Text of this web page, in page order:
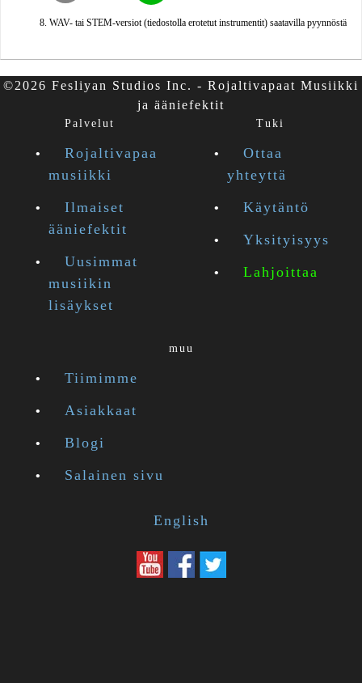
WAV- tai STEM-versiot (tiedostolla erotetut instrumentit) saatavilla pyynnöstä
©2026 Fesliyan Studios Inc. - Rojaltivapaat Musiikki
ja ääniefektit
Palvelut
Rojaltivapaa
musiikki
Ilmaiset
ääniefektit
Uusimmat
musiikin
lisäykset
Tuki
Ottaa
yhteyttä
Käytäntö
Yksityisyys
Lahjoittaa
muu
Tiimimme
Asiakkaat
Blogi
Salainen sivu
English